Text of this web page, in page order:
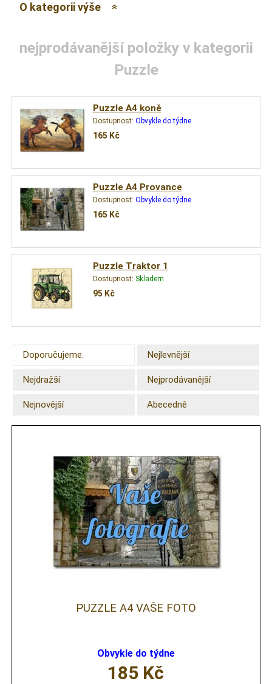
O kategorii výše
nejprodávanější položky v kategorii
Puzzle
Puzzle A4 koně
Dostupnost: Obvykle do týdne
165 Kč
Puzzle A4 Provance
Dostupnost: Obvykle do týdne
165 Kč
Puzzle Traktor 1
Dostupnost: Skladem
95 Kč
Doporučujeme. Nejlevnější
Nejdražší Nejprodávanější
Nejnovější Abecedně
PUZZLE A4 VAŠE FOTO
Obvykle do týdne
185 Kč